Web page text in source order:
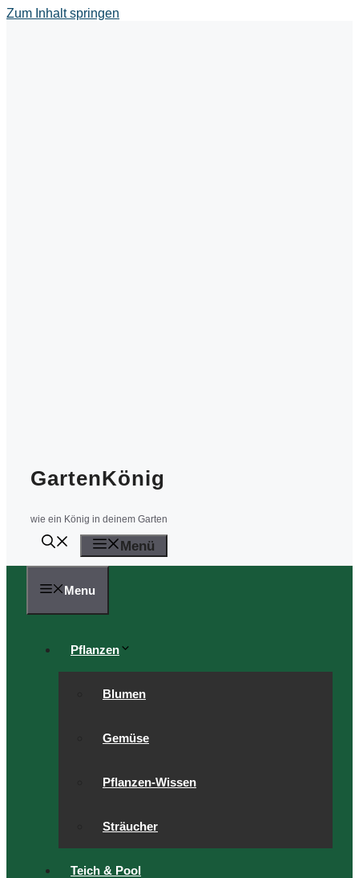
Zum Inhalt springen
GartenKönig
wie ein König in deinem Garten
Menü
Menu
Pflanzen
Blumen
Gemüse
Pflanzen-Wissen
Sträucher
Teich & Pool